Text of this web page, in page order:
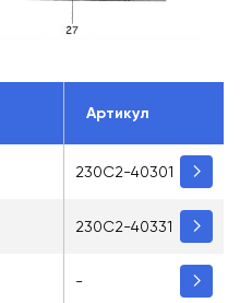
Артикул
230C2-40301
230С2-40331
-